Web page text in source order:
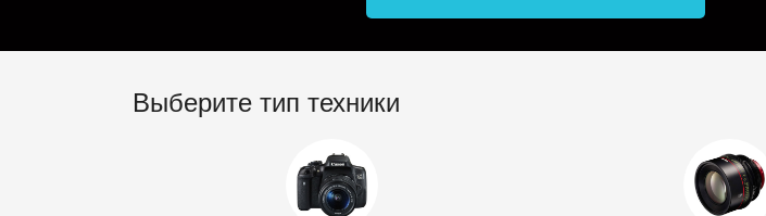
Выберите тип техники